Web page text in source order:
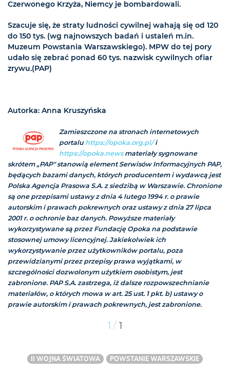
Czerwonego Krzyża, Niemcy je bombardowali.
Szacuje się, że straty ludności cywilnej wahają się od 120
do 150 tys. (wg najnowszych badań i ustaleń m.in.
Muzeum Powstania Warszawskiego). MPW do tej pory
udało się zebrać ponad 60 tys. nazwisk cywilnych ofiar
zrywu.(PAP)
Autorka: Anna Kruszyńska
Zamieszczone na stronach internetowych
portalu https://opoka.org.pl/i
https://opoka.newsmateriały sygnowane
skrótem „PAP" stanowią element Serwisów Informacyjnych PAP,
będących bazami danych, których producentem i wydawcą jest
Polska Agencja Prasowa S.A. z siedzibą w Warszawie. Chronione
są one przepisami ustawy z dnia 4 lutego 1994 r. o prawie
autorskim i prawach pokrewnych oraz ustawy z dnia 27 lipca
2001 r. o ochronie baz danych. Powyższe materiały
wykorzystywane są przez Fundację Opoka na podstawie
stosownej umowy licencyjnej. Jakiekolwiek ich
wykorzystywanie przez użytkowników portalu, poza
przewidzianymi przez przepisy prawa wyjątkami, w
szczególności dozwolonym użytkiem osobistym, jest
zabronione. PAP S.A. zastrzega, iż dalsze rozpowszechnianie
materiałów, o których mowa w art. 25 ust. 1 pkt. b) ustawy o
prawie autorskim i prawach pokrewnych, jest zabronione.
1 / 1
II WOJNA ŚWIATOWA POWSTANIE WARSZAWSKIE